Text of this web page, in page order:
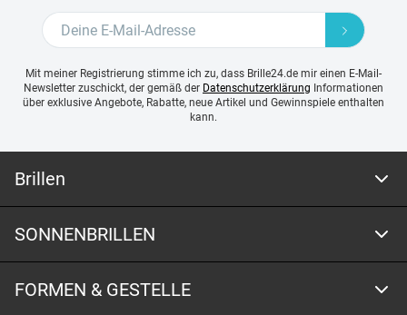
Mit meiner Registrierung stimme ich zu, dass Brille24.de mir einen E-Mail-
Newsletter zuschickt, der gemäß der Datenschutzerklärung Informationen
über exklusive Angebote, Rabatte, neue Artikel und Gewinnspiele enthalten
kann.
Brillen
SONNENBRILLEN
FORMEN & GESTELLE